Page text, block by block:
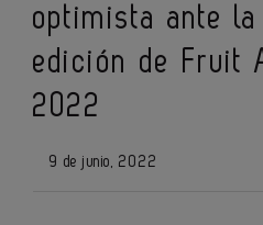
optimista ante
edición de Fruit
2022
9 de junio, 2022